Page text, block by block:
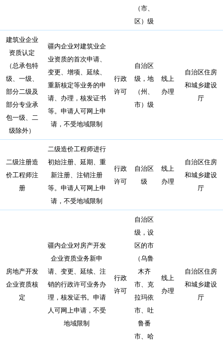
（市、
区）级
建筑业企业
资质认定
（总承包特
级、一级、
部分二级及
部分专业承
包一级、二
级除外）
疆内企业对建筑业企
业资质的首次申请、
变更、增项、延续、
重新核定等业务的申
请、办理，核发证书
等。申请人可网上申
请，不受地域限制
行政
许可
自治区
级，地
（州、
市）级
线上
办理
自治区住房
和城乡建设
厅
二级注册造
价工程师注
册
二级造价工程师进行
初始注册、延期、重
新注册、注销注册
等。申请人可网上申
请，不受地域限制
行政
许可
自治区
级
线上
办理
自治区住房
和城乡建设
厅
房地产开发
企业资质核
定
疆内企业对房产开发
企业资质业务新申
请、变更、延续、注
销的行政许可业务办
理，核发证书。申请
人可网上申请，不受
地域限制
行政
许可
自治区
级，设
区的市
（乌鲁
木齐
市、克
拉玛依
市、吐
鲁番
市、哈
线上
办理
自治区住房
和城乡建设
厅